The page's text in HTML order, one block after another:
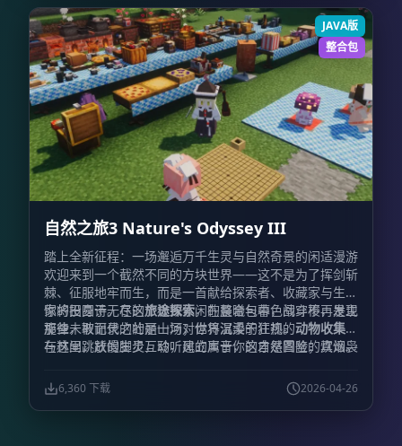
的堆砌，而是追求有机的融合。所有移植回归的经典名刀
与新增的冒险模组紧密交织，共同编织出一条全新的、充
满探索乐趣的锻刀晋升路线。生态进化:这里的生物不再
是任人宰割的靶子。我们全面重写了怪物的AI逻辑与防御
机制，它们将告别昔日的笨拙，并被赋予了对非拔刀剑伤
害高达60%的强力减免。此外，随机生成的词条系统将让
你的敌人更加棘手（或许你曾听闻过传说中“五星僵尸上
校”的威名？）。而那些经过全方位魔改升级的Boss，将
成为你剑道之路上真正的磨刀石。生活美学:战斗并非生
活的全部。除了热血沸腾的厮杀，本作还精心挑选了丰富
的建筑材料、精致家具以及琳琅满目的美食模组。当你因
意小屋中烹茶煮酒，享受片刻的宁静与闲适。
为了让冒险者不再迷茫，整合包内置了详尽的任务引导系
统。然而，鉴于拔刀剑模组与任务书系统（FTBQ）之间
存在兼容性壁垒，部分关于拔刀剑的任务将采用“君子协
议”模式——通过手动确认来记录你的传奇足迹。锻造革
新:我们不仅关注战斗，同样关注体验的流畅性。本作特
别加入了快捷锻刀功能，告别繁琐的重复操作，投入多少
材料即可一次性完成对应数量的锻造，让神兵利器的诞生
JAVA版
整合包
自然之旅3 Nature's Odyssey III
踏上全新征程：一场邂逅万千生灵与自然奇景的闲适漫游
欢迎来到一个截然不同的方块世界——这不是为了挥剑斩
棘、征服地牢而生，而是一首献给探索者、收藏家与生活
家的田园诗。在这个极致休闲的整合包中，战斗不再是主
旋律，取而代之的是一场对世界温柔的注视。
你将投身于无尽的旅途探索，在晨曦与暮色间穿梭，发现
那些未被记录的壮丽山河；你将沉浸于狂热的动物收集，
与林间跳跃的生灵互动，建立属于你的自然图鉴；炊烟袅
灵的佳肴；亦或是化身匠人，投身于精妙的
建筑装饰，用
一砖一瓦搭建起梦想中的栖息之所。
在这里，放慢脚步，聆听风的声音，这才是冒险的真谛。
6,360 下载 2026-04-26